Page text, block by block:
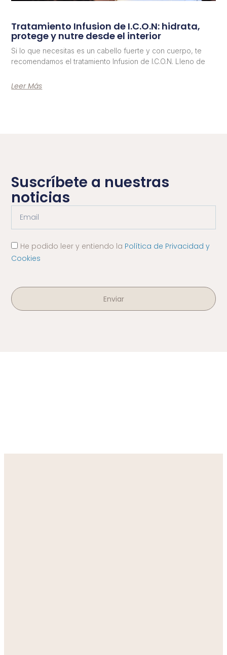
Tratamiento Infusion de I.C.O.N: hidrata,
protege y nutre desde el interior
Si lo que necesitas es un cabello fuerte y con cuerpo, te
recomendamos el tratamiento Infusion de I.C.O.N. Lleno de
Leer Más
Suscríbete a nuestras
noticias
He podido leer y entiendo la Política de Privacidad y
Cookies
Enviar